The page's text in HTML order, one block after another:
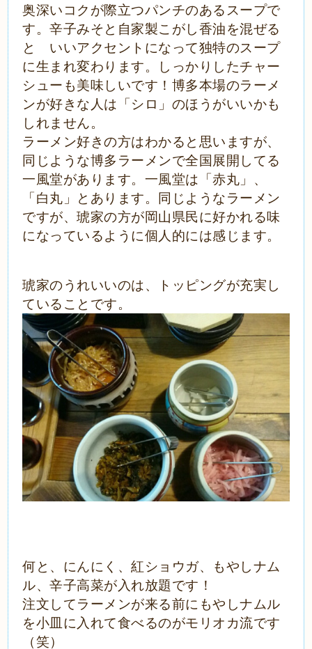
奥深いコクが際立つパンチのあるスープで
す。辛子みそと自家製こがし香油を混ぜる
と いいアクセントになって独特のスープ
に生まれ変わります。しっかりしたチャー
シューも美味しいです！博多本場のラーメ
ンが好きな人は「シロ」のほうがいいかも
しれません。
ラーメン好きの方はわかると思いますが、
同じような博多ラーメンで全国展開してる
一風堂があります。一風堂は「赤丸」、
「白丸」とあります。同じようなラーメン
ですが、琥家の方が岡山県民に好かれる味
になっているように個人的には感じます。
琥家のうれいいのは、トッピングが充実し
ていることです。
何と、にんにく、紅ショウガ、もやしナム
ル、辛子高菜が入れ放題です！
注文してラーメンが来る前にもやしナムル
を小皿に入れて食べるのがモリオカ流です
（笑）